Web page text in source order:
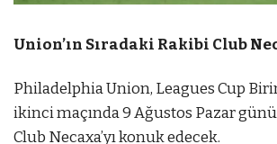
Union’ın Sıradaki Rakibi Club
Philadelphia Union, Leagues Cup
ikinci maçında 9 Ağustos Pazar
Club Necaxa’yı konuk edecek.